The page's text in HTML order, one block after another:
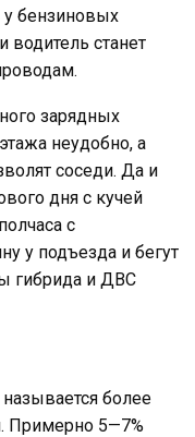
у бензиновых
водитель станет
зарядных
неудобно, а
соседи. Да и
дня с кучей
с
у подъезда и бегут
гибрида и ДВС
более
Примерно 5—7%